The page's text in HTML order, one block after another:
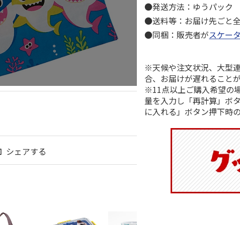
シェアする
●発送方法：ゆうパック
●送料等：お届け先ごと
●同梱：販売者がスケー
※天候や注文状況、大型
合、お届けが遅れること
※11点以上ご購入希望の
量を入力し「再計算」ボ
に入れる」ボタン押下時